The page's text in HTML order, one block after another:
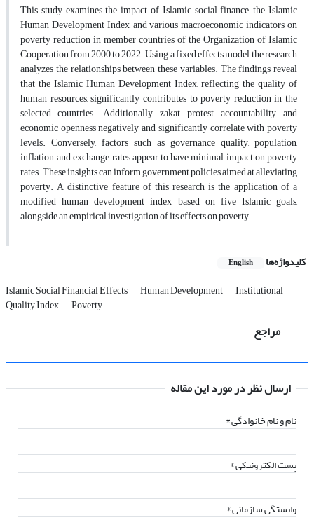
This study examines the impact of Islamic social finance, the Islamic
Human Development Index, and various macroeconomic indicators on
poverty reduction in member countries of the Organization of Islamic
Cooperation from 2000 to 2022. Using a fixed effects model, the research
analyzes the relationships between these variables. The findings reveal
that the Islamic Human Development Index, reflecting the quality of
human resources, significantly contributes to poverty reduction in the
selected countries. Additionally, zakat, protest accountability, and
economic openness negatively and significantly correlate with poverty
levels. Conversely, factors such as governance quality, population,
inflation, and exchange rates appear to have minimal impact on poverty
rates. These insights can inform government policies aimed at alleviating
poverty. A distinctive feature of this research is the application of a
modified human development index based on five Islamic goals,
alongside an empirical investigation of its effects on poverty.
کلیدواژه‌ها English
Islamic Social Financial Effects Human Development Institutional
Quality Index Poverty
مراجع
ارسال نظر در مورد این مقاله
نام و نام خانوادگی*
پست الکترونیکی*
وابستگی سازمانی *